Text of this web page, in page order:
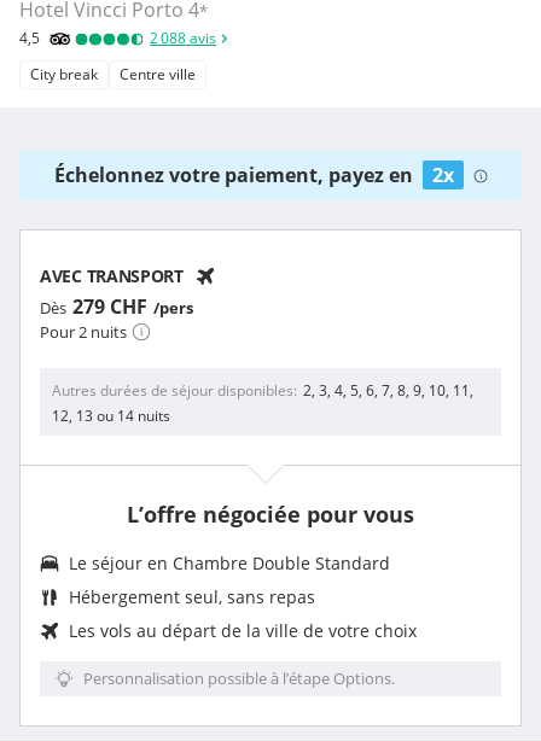
Hotel Vincci Porto 4*
4,5 2 088avis
City break
Centre ville
Échelonnez votre paiement, payez en 2x
AVEC TRANSPORT
Dès 279 CHF /pers
Pour 2 nuits
Autres durées de séjour disponibles 2, 3, 4, 5, 6, 7, 8, 9, 10, 11,
12, 13 ou 14 nuits
L’offre négociée pour vous
Le séjour en Chambre Double Standard
Hébergement seul, sans repas
Les vols au départ de la ville de votre choix
Personnalisation possible à l’étape Options.